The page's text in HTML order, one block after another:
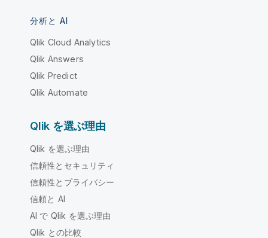
分析と AI
Qlik Cloud Analytics
Qlik Answers
Qlik Predict
Qlik Automate
Qlik を選ぶ理由
Qlik を選ぶ理由
信頼性とセキュリティ
信頼性とプライバシー
信頼と AI
AI で Qlik を選ぶ理由
Qlik との比較